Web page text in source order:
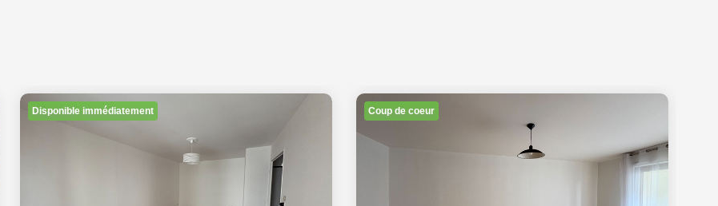
Disponible immédiatement Coup de coeur